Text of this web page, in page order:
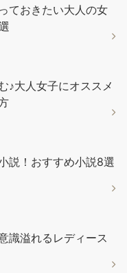
ておきたい大人の女
♪大人女子にオススメ
説！おすすめ小説8選
識溢れるレディース